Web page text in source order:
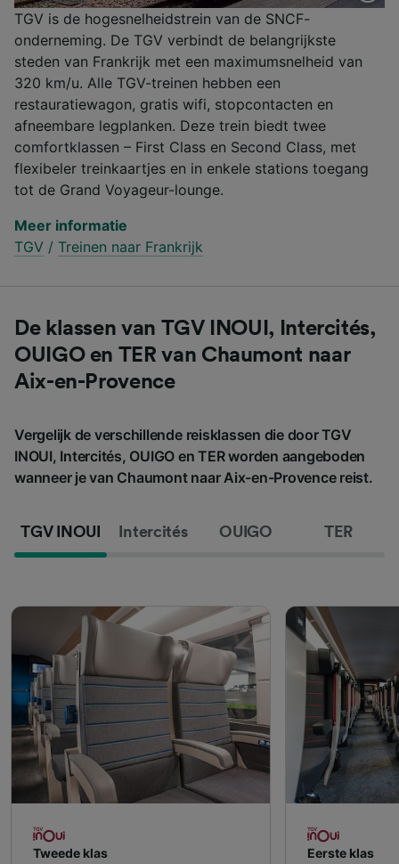
TGV is de hogesnelheidstrein van de SNCF-
onderneming. De TGV verbindt de belangrijkste
steden van Frankrijk met een maximumsnelheid van
320 km/u. Alle TGV-treinen hebben een
restauratiewagon, gratis wifi, stopcontacten en
afneembare legplanken. Deze trein biedt twee
comfortklassen – First Class en Second Class, met
flexibeler treinkaartjes en in enkele stations toegang
tot de Grand Voyageur-lounge.
Meer informatie
TGV / Treinen naar Frankrijk
De klassen van TGV INOUI, Intercités,
OUIGO en TER van Chaumont naar
Aix-en-Provence
Vergelijk de verschillende reisklassen die door TGV
INOUI, Intercités, OUIGO en TER worden aangeboden
wanneer je van Chaumont naar Aix-en-Provence reist.
TGV INOUI Intercités OUIGO TER
Tweede klas Eerste klas